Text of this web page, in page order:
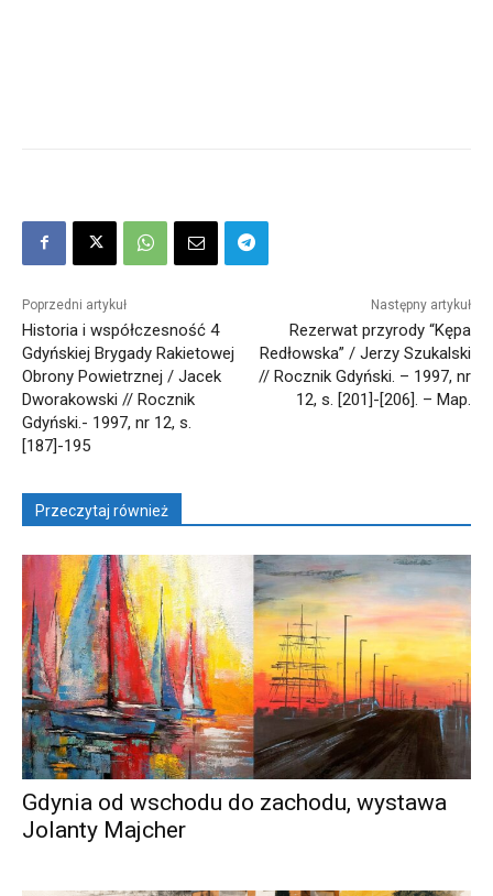
Poprzedni artykuł
Historia i współczesność 4
Gdyńskiej Brygady Rakietowej
Obrony Powietrznej / Jacek
Dworakowski // Rocznik
Gdyński.- 1997, nr 12, s.
[187]-195
Następny artykuł
Rezerwat przyrody “Kępa
Redłowska” / Jerzy Szukalski
// Rocznik Gdyński. – 1997, nr
12, s. [201]-[206]. – Map.
Przeczytaj również
Gdynia od wschodu do zachodu, wystawa
Jolanty Majcher